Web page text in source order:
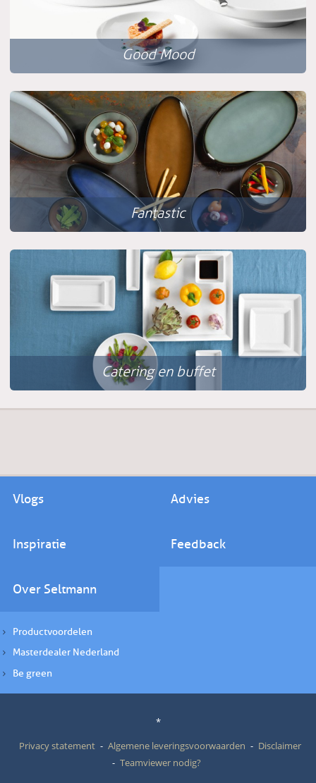
Good Mood
Fantastic
Catering en buffet
Vlogs Advies
Inspiratie Feedback
Over Seltmann
Productvoordelen
Masterdealer Nederland
Be green
*
Privacy statement
Algemene leveringsvoorwaarden
Disclaimer
Teamviewer nodig?